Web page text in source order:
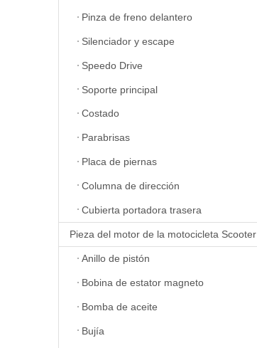
Pinza de freno delantero
Silenciador y escape
Speedo Drive
Soporte principal
Costado
Parabrisas
Placa de piernas
Columna de dirección
Cubierta portadora trasera
Pieza del motor de la motocicleta Scooter
Anillo de pistón
Bobina de estator magneto
Bomba de aceite
Bujía